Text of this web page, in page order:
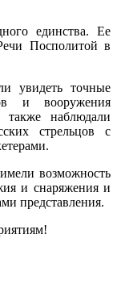
единства. Ее
Посполитой в
увидеть точные
и вооружения
наблюдали
стрельцов с
возможность
и снаряжения и
представления.